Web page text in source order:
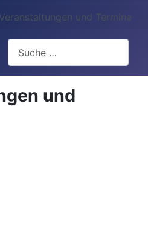
Veranstaltungen und Termine
und